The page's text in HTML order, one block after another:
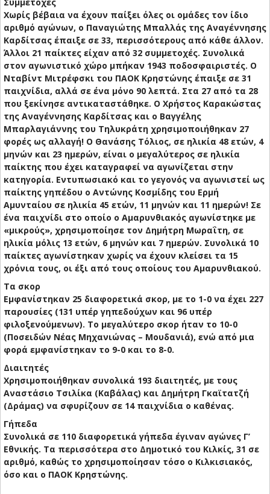
Χωρίς βέβαια να έχουν παίξει όλες οι ομάδες τον ίδιο
αριθμό αγώνων, ο Παναγιώτης Μπαλλάς της Αναγέννησης
Καρδίτσας έπαιξε σε 33, περισσότερους από κάθε άλλον.
Άλλοι 21 παίκτες είχαν από 32 συμμετοχές. Συνολικά
στον αγωνιστικό χώρο μπήκαν 1943 ποδοσφαιριστές. Ο
Νταβίντ Μιτρέφσκι του ΠΑΟΚ Κρηστώνης έπαιξε σε 31
παιχνίδια, αλλά σε ένα μόνο 90 λεπτά. Στα 27 από τα 28
που ξεκίνησε αντικαταστάθηκε. Ο Χρήστος Καρακώστας
της Αναγέννησης Καρδίτσας και ο Βαγγέλης
Μπαρλαγιάννης του Τηλυκράτη χρησιμοποιήθηκαν 27
φορές ως αλλαγή! Ο Θανάσης Τόλιος, σε ηλικία 48 ετών, 4
μηνών και 23 ημερών, είναι ο μεγαλύτερος σε ηλικία
παίκτης που έχει καταγραφεί να αγωνίζεται στην
κατηγορία. Εντυπωσιακό και το γεγονός να αγωνιστεί ως
παίκτης γηπέδου ο Αντώνης Κοσμίδης του Ερμή
Αμυνταίου σε ηλικία 45 ετών, 11 μηνών και 11 ημερών! Σε
ένα παιχνίδι στο οποίο ο Αμαρυνθιακός αγωνίστηκε με
«μικρούς», χρησιμοποίησε τον Δημήτρη Μωραΐτη, σε
ηλικία μόλις 13 ετών, 6 μηνών και 7 ημερών. Συνολικά 10
παίκτες αγωνίστηκαν χωρίς να έχουν κλείσει τα 15
χρόνια τους, οι έξι από τους οποίους του Αμαρυνθιακού.
Τα σκορ
Εμφανίστηκαν 25 διαφορετικά σκορ, με το 1-0 να έχει 227
παρουσίες (131 υπέρ γηπεδούχων και 96 υπέρ
φιλοξενούμενων). Το μεγαλύτερο σκορ ήταν το 10-0
(Ποσειδών Νέας Μηχανιώνας – Μουδανιά), ενώ από μια
φορά εμφανίστηκαν το 9-0 και το 8-0.
Διαιτητές
Χρησιμοποιήθηκαν συνολικά 193 διαιτητές, με τους
Αναστάσιο Τσιλίκα (Καβάλας) και Δημήτρη Γκαϊτατζή
(Δράμας) να σφυρίζουν σε 14 παιχνίδια ο καθένας.
Γήπεδα
Συνολικά σε 110 διαφορετικά γήπεδα έγιναν αγώνες Γ’
Εθνικής. Τα περισσότερα στο Δημοτικό του Κιλκίς, 31 σε
αριθμό, καθώς το χρησιμοποίησαν τόσο ο Κιλκισιακός,
όσο και ο ΠΑΟΚ Κρηστώνης.